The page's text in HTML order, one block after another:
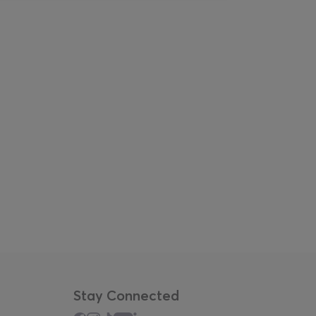
Stay Connected